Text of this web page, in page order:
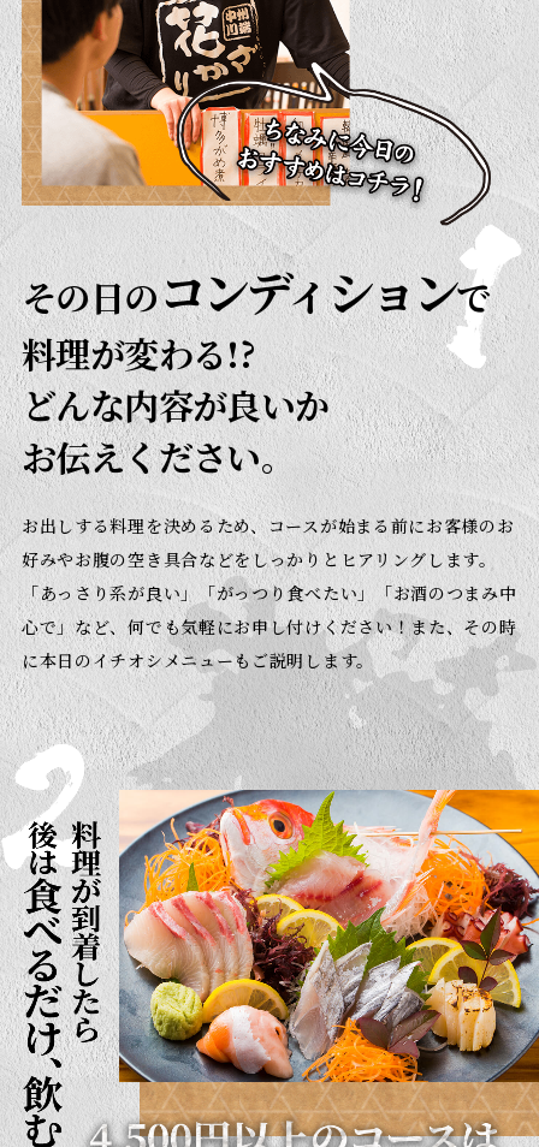
その日のコンディションで
料理が変わる!?
どんな内容が良いか
お伝えください。
お出しする料理を決めるため、コースが始まる前にお客様のお
好みやお腹の空き具合などをしっかりとヒアリングします。
「あっさり系が良い」「がっつり食べたい」「お酒のつまみ中
心で」など、何でも気軽にお申し付けください！また、その時
に本日のイチオシメニューもご説明します。